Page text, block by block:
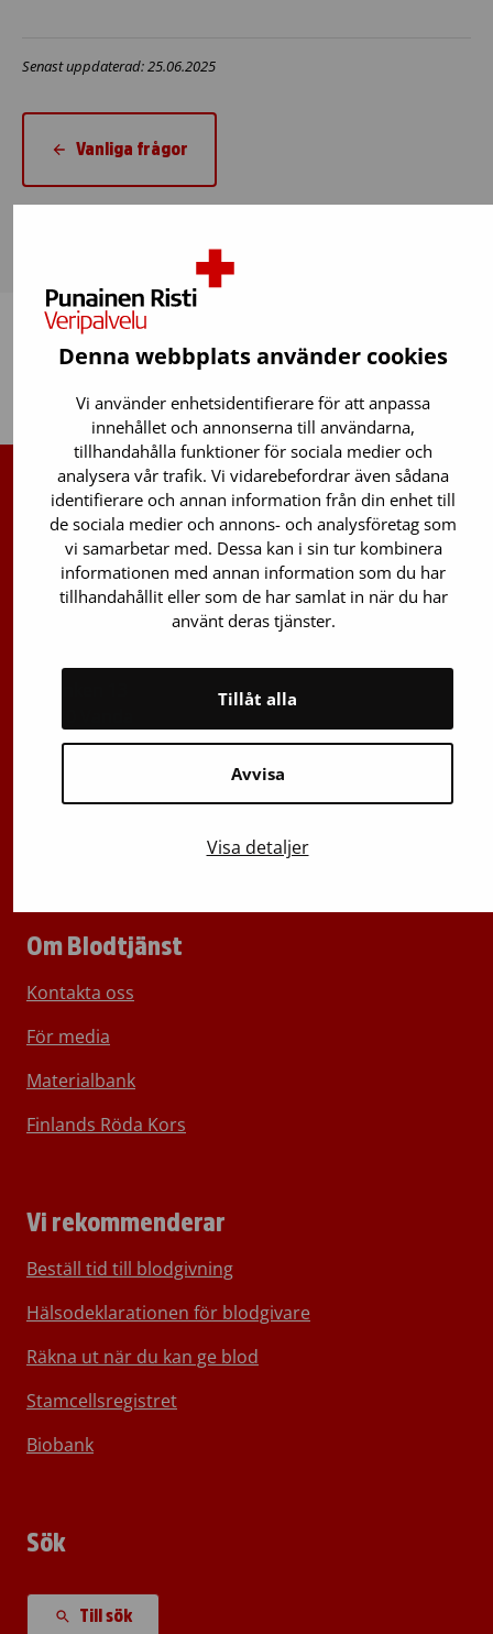
Denna webbplats använder cookies
Vi använder enhetsidentifierare för att anpassa
innehållet och annonserna till användarna,
tillhandahålla funktioner för sociala medier och
analysera vår trafik. Vi vidarebefordrar även sådana
identifierare och annan information från din enhet till
de sociala medier och annons- och analysföretag som
vi samarbetar med. Dessa kan i sin tur kombinera
informationen med annan information som du har
tillhandahållit eller som de har samlat in när du har
använt deras tjänster.
Avvisa
Tillåt alla
Visa detaljer
Senast uppdaterad: 25.06.2025
Vanliga frågor
Finlands Röda Kors Blodtjänst
Avgiftsfri infotelefon:
0800 0 5801
Stamcellsregistrets info:
Växel029 300 1010
Om Blodtjänst
Kontakta oss
För media
Materialbank
Finlands Röda Kors
Vi rekommenderar
Beställ tid till blodgivning
Hälsodeklarationen för blodgivare
Räkna ut när du kan ge blod
Stamcellsregistret
Biobank
Sök
Till sök